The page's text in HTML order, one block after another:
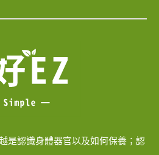
是認識身體器官以及如何保養；認